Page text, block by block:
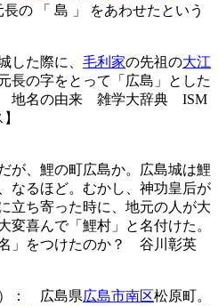
の 「 島 」 をあわせたという
した際に、 毛利家の先祖の大江
長の字をとって「広島」とした
地名の由来 雑学大辞典 ISM
が、鯉の町広島か。広島城は鯉
なるほど。むかし、神功皇后が
立ち寄った時に、地元の人が大
変喜んで「鯉村」と名付けた。
名」をつけたのか？ 谷川彰英
： 広島県広島市南区松原町。